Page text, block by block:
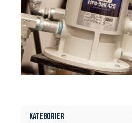
Kategorier